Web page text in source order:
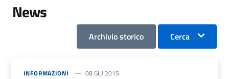
News
Archivio storico Cerca
INFORMAZIONI 08 GIU 2015